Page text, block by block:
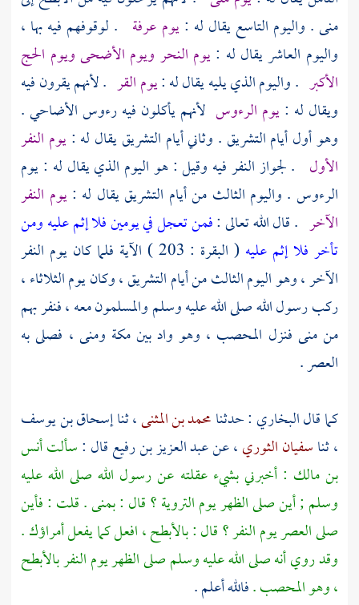
منى. واليوم التاسع يقال له :يوم عرفة . لوقوفهم فيه بها ،
واليوم العاشر يقال له :يوم النحر ويوم الأضحى ويوم الحج
الأكبر . واليوم الذي يليه يقال له :يوم القر . لأنهم يقرون فيه
ويقال له :يوم الرءوس لأنهم يأكلون فيه رءوس الأضاحي .
وهو أول أيام التشريق . وثاني أيام التشريق يقال له :يوم النفر
الأول . لجواز النفر فيه وقيل : هو اليوم الذي يقال له : يوم
الرءوس . واليوم الثالث من أيام التشريق يقال له :يوم النفر
الآخر . قال الله تعالى :فمن تعجل في يومين فلا إثم عليه ومن
تأخر فلا إثم عليه
( البقرة : 203 ) الآية فلما كان يوم النفر
الآخر ، وهو اليوم الثالث من أيام التشريق ، وكان يوم الثلاثاء ،
ركب رسول الله صلى الله عليه وسلم والمسلمون معه ، فنفر بهم
منمنى فنزل المحصب ، وهو واد بينمكة ومنى ، فصلى به
العصر .
كما قال البخاري : حدثنامحمد بن المثنى، ثناإسحاق بن يوسف
، ثناسفيان الثوري، عنعبد العزيز بن رفيعقال :سألتأنس
بن مالك : أخبرني بشيء عقلته عن رسول الله صلى الله عليه
وسلم ; أين صلى الظهر يوم التروية ؟ قال :بمنى. قلت : فأين
صلى العصر يوم النفر ؟ قال :بالأبطح ،افعل كما يفعل أمراؤك .
وقد روي أنه صلى الله عليه وسلم صلى الظهر يوم النفربالأبطح
،وهوالمحصب.فالله أعلم .